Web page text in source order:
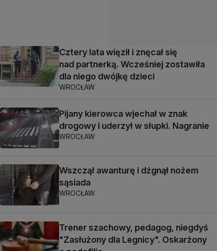
Cztery lata więził i znęcał się
nad partnerką. Wcześniej zostawiła
dla niego dwójkę dzieci
WROCŁAW
Pijany kierowca wjechał w znak
drogowy i uderzył w słupki. Nagranie
WROCŁAW
Wszczął awanturę i dźgnął nożem
sąsiada
WROCŁAW
Trener szachowy, pedagog, niegdyś
"Zasłużony dla Legnicy". Oskarżony